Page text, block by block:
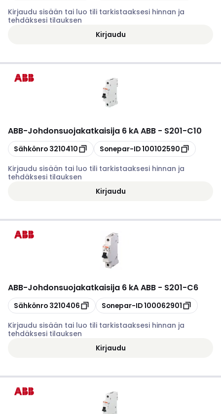
Kirjaudu sisään tai luo tili tarkistaaksesi hinnan ja
tehdäksesi tilauksen
Kirjaudu
ABB-Johdonsuojakatkaisija 6 kA ABB - S201-C10
Kopioi
Sähkönro 3210410 Kopioi
Sonepar-ID100102590
Kirjaudu sisään tai luo tili tarkistaaksesi hinnan ja
tehdäksesi tilauksen
Kirjaudu
ABB-Johdonsuojakatkaisija 6 kA ABB - S201-C6
Kopioi
Sähkönro 3210406 Kopioi
Sonepar-ID100062901
Kirjaudu sisään tai luo tili tarkistaaksesi hinnan ja
tehdäksesi tilauksen
Kirjaudu